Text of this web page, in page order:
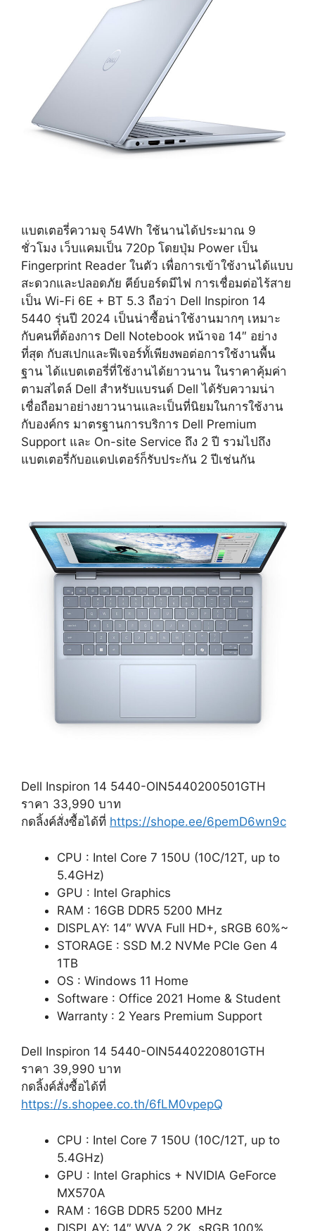
แบตเตอรี่ความจุ 54Wh ใช้นานได้ประมาณ 9
ชั่วโมง เว็บแคมเป็น 720p โดยปุ่ม Power เป็น
Fingerprint Reader ในตัว เพื่อการเข้าใช้งานได้แบบ
สะดวกและปลอดภัย คีย์บอร์ดมีไฟ การเชื่อมต่อไร้สาย
เป็น Wi-Fi 6E + BT 5.3 ถือว่า Dell Inspiron 14
5440 รุ่นปี 2024 เป็นน่าซื้อน่าใช้งานมากๆ เหมาะ
กับคนที่ต้องการ Dell Notebook หน้าจอ 14″ อย่าง
ที่สุด กับสเปกและฟีเจอร์ทั้เพียงพอต่อการใช้งานพื้น
ฐาน ได้แบตเตอรี่ที่ใช้งานได้ยาวนาน ในราคาคุ้มค่า
ตามสไตล์ Dell สำหรับแบรนด์ Dell ได้รับความน่า
เชื่อถือมาอย่างยาวนานและเป็นที่นิยมในการใช้งาน
กับองค์กร มาตรฐานการบริการ Dell Premium
Support และ On-site Service ถึง 2 ปี รวมไปถึง
แบตเตอรี่กับอแดปเตอร์ก็รับประกัน 2 ปีเช่นกัน
Dell Inspiron 14 5440-OIN5440200501GTH
ราคา 33,990 บาท
กดลิ้งค์สั่งซื้อได้ที่ https://shope.ee/6pemD6wn9c
CPU : Intel Core 7 150U (10C/12T, up to
5.4GHz)
GPU : Intel Graphics
RAM : 16GB DDR5 5200 MHz
DISPLAY: 14″ WVA Full HD+, sRGB 60%~
STORAGE : SSD M.2 NVMe PCIe Gen 4
1TB
OS : Windows 11 Home
Software : Office 2021 Home & Student
Warranty : 2 Years Premium Support
Dell Inspiron 14 5440-OIN5440220801GTH
ราคา 39,990 บาท
กดลิ้งค์สั่งซื้อได้ที่
https://s.shopee.co.th/6fLM0vpepQ
CPU : Intel Core 7 150U (10C/12T, up to
5.4GHz)
GPU : Intel Graphics + NVIDIA GeForce
MX570A
RAM : 16GB DDR5 5200 MHz
DISPLAY: 14″ WVA 2.2K, sRGB 100%